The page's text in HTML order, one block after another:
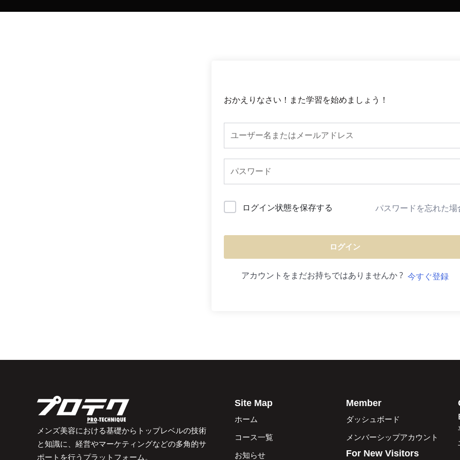
おかえりなさい！また学習を始めましょう！
ログイン状態を保存する パスワードを忘れた場
ログイン
アカウントをまだお持ちではありませんか ? 今すぐ登録
メンズ美容における基礎からトップレベルの技術
と知識に、経営やマーケティングなどの多角的サ
ポートを行うプラットフォーム。
Site Map
ホーム
コース一覧
お知らせ
Member
ダッシュボード
メンバーシップアカウント
For New Visitors